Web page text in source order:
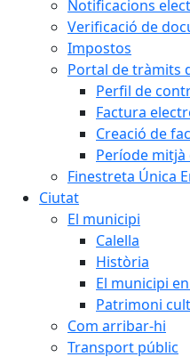
Notificacions
Verificació de
Impostos
Portal de tràmits
Perfil de
Factura
Creació de
Període
Finestreta Única
Ciutat
El municipi
Calella
Història
El municipi
Patrimoni
Com arribar-hi
Transport públic